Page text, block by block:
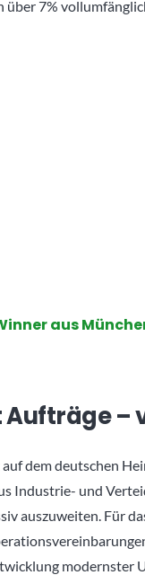
7%
aus
Aufträge –
dem deutschen
Industrie- und
auszuweiten. Für